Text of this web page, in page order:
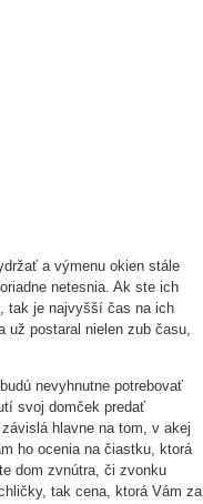
a výmenu okien stále
netesnia. Ak ste ich
tak je najvyšší čas na ich
postaral nielen zub času,
nevyhnutne potrebovať
svoj domček predať
hlavne na tom, v akej
ho ocenia na čiastku, ktorá
dom zvnútra, či zvonku
tak cena, ktorá Vám za